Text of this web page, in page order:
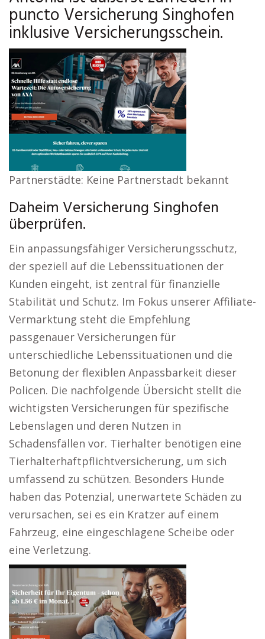
puncto Versicherung Singhofen
inklusive Versicherungsschein.
Partnerstädte: Keine Partnerstadt bekannt
Daheim Versicherung Singhofen
überprüfen.
Ein anpassungsfähiger Versicherungsschutz,
der speziell auf die Lebenssituationen der
Kunden eingeht, ist zentral für finanzielle
Stabilität und Schutz. Im Fokus unserer Affiliate-
Vermarktung steht die Empfehlung
passgenauer Versicherungen für
unterschiedliche Lebenssituationen und die
Betonung der flexiblen Anpassbarkeit dieser
Policen. Die nachfolgende Übersicht stellt die
wichtigsten Versicherungen für spezifische
Lebenslagen und deren Nutzen in
Schadensfällen vor. Tierhalter benötigen eine
Tierhalterhaftpflichtversicherung, um sich
umfassend zu schützen. Besonders Hunde
haben das Potenzial, unerwartete Schäden zu
verursachen, sei es ein Kratzer auf einem
Fahrzeug, eine eingeschlagene Scheibe oder
eine Verletzung.